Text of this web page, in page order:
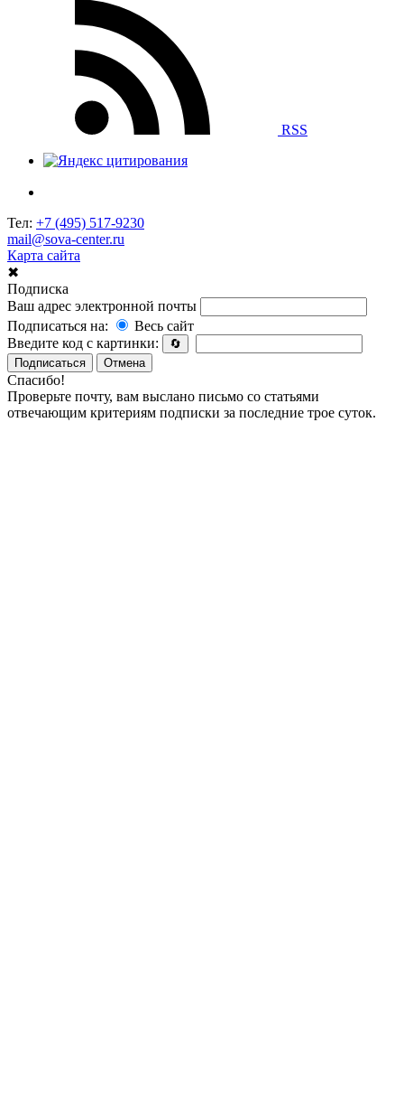
RSS
Тел: +7 (495) 517-9230
mail@sova-center.ru
Карта сайта
✖
Подписка
Ваш адрес электронной почты
Подписаться на:
Весь сайт
Введите код с картинки:
🔄
Подписаться
Отмена
Спасибо!
Проверьте почту, вам выслано письмо со статьями
отвечающим критериям подписки за последние трое суток.